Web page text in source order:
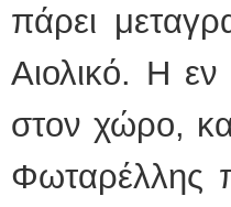
πάρει
Αιολικό. Η
στον χώρο,
Φωταρέλλης